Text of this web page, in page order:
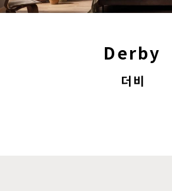
Derby
더비